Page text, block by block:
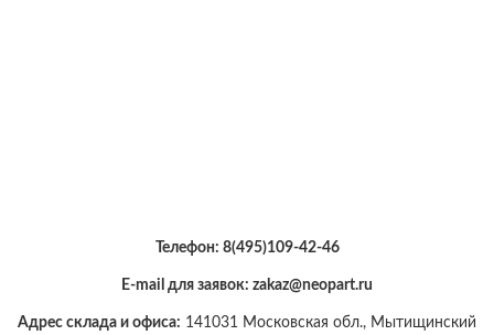
Телефон: 8(495)109-42-46
E-mail для заявок: zakaz@neopart.ru
Адрес склада и офиса: 141031 Московская обл., Мытищинский